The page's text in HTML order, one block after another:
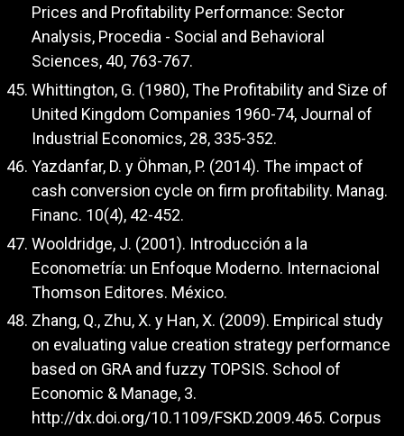
Prices and Profitability Performance: Sector
Analysis, Procedia - Social and Behavioral
Sciences, 40, 763-767.
Whittington, G. (1980), The Profitability and Size of
United Kingdom Companies 1960-74, Journal of
Industrial Economics, 28, 335-352.
Yazdanfar, D. y Öhman, P. (2014). The impact of
cash conversion cycle on firm profitability. Manag.
Financ. 10(4), 42-452.
Wooldridge, J. (2001). Introducción a la
Econometría: un Enfoque Moderno. Internacional
Thomson Editores. México.
Zhang, Q., Zhu, X. y Han, X. (2009). Empirical study
on evaluating value creation strategy performance
based on GRA and fuzzy TOPSIS. School of
Economic & Manage, 3.
http://dx.doi.org/10.1109/FSKD.2009.465. Corpus